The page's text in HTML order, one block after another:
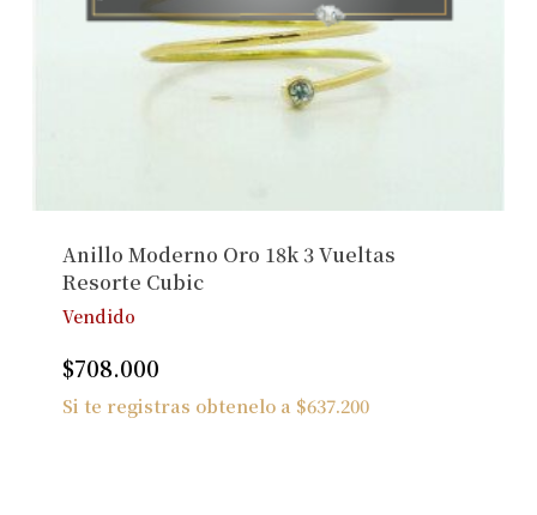
Anillo Moderno Oro 18k 3 Vueltas
Resorte Cubic
Vendido
$708.000
Si te registras obtenelo a $637.200